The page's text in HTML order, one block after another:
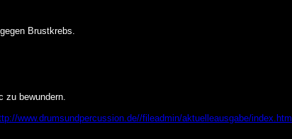
Brustkrebs.
zu bewundern.
www.drumsundpercussion.de//fileadmin/aktuelleausgabe/index.html